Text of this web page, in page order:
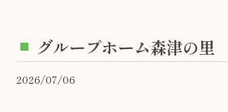
グループホーム森津の里
2026/07/06